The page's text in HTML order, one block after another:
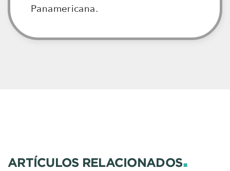
Panamericana.
ARTÍCULOS RELACIONADOS.